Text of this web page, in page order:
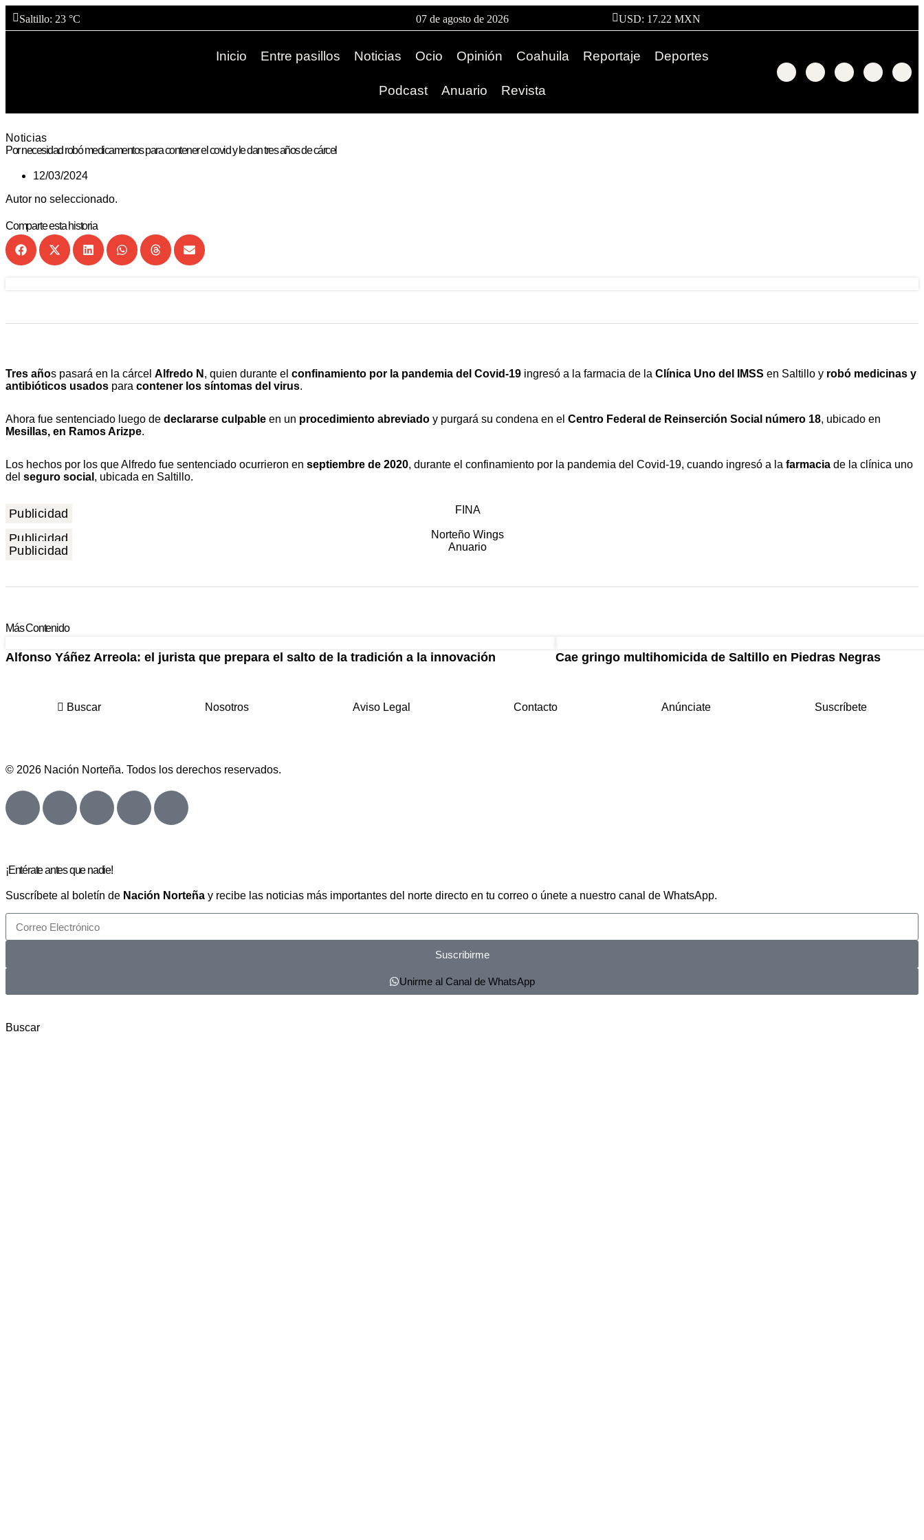
Saltillo: 23 °C 07 de agosto de 2026 USD: 17.22 MXN
Inicio Entre pasillos Noticias Ocio Opinión Coahuila Reportaje Deportes
Podcast Anuario Revista
Noticias
Por necesidad robó medicamentos para contener el covid y le dan tres años de cárcel
12/03/2024
Autor no seleccionado.
Comparte esta historia
Tres años pasará en la cárcel Alfredo N , quien durante el confinamiento por la pandemia del Covid-19 ingresó a la farmacia de la Clínica Uno del IMSS en Saltillo y robó medicinas y
antibióticos usados para contener los síntomas del virus.
Ahora fue sentenciado luego de declararse culpable en un procedimiento abreviado y purgará su condena en el Centro Federal de Reinserción Social número 18, ubicado en
Mesillas, en Ramos Arizpe.
Los hechos por los que Alfredo fue sentenciado ocurrieron en septiembre de 2020, durante el confinamiento por la pandemia del Covid-19, cuando ingresó a la farmacia de la clínica uno
del seguro social , ubicada en Saltillo.
Publicidad
Publicidad
Publicidad
Más Contenido
Alfonso Yáñez Arreola: el jurista que prepara el salto de la tradición a la innovación Cae gringo multihomicida de Saltillo en Piedras Negras
Buscar Nosotros Aviso Legal Contacto Anúnciate Suscríbete
© 2026 Nación Norteña. Todos los derechos reservados.
¡Entérate antes que nadie!
Suscríbete al boletín de Nación Norteña y recibe las noticias más importantes del norte directo en tu correo o únete a nuestro canal de WhatsApp.
Suscribirme
Unirme al Canal de WhatsApp
Buscar